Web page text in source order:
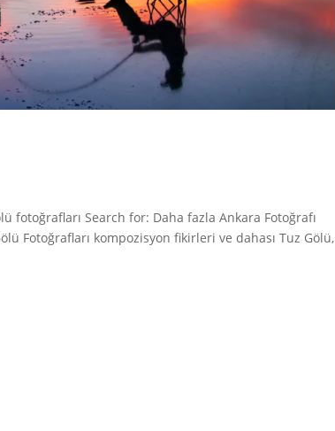
fotoğrafları Search for: Daha fazla Ankara Fotoğrafı
Fotoğrafları kompozisyon fikirleri ve dahası Tuz Gölü,